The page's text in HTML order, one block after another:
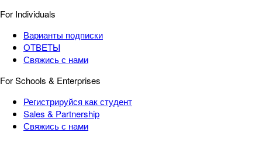
For Individuals
Варианты подписки
ОТВЕТЫ
Свяжись с нами
For Schools & Enterprises
Регистрируйся как студент
Sales & Partnership
Свяжись с нами